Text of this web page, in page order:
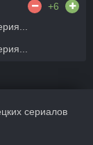
+6
сериалов